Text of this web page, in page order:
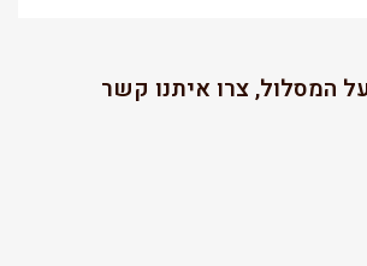
המסלול, צרו איתנו קשר